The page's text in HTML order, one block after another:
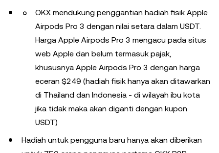
OKX mendukung penggantian hadiah fisik Apple
Airpods Pro 3 dengan nilai setara dalam USDT.
Harga Apple Airpods Pro 3 mengacu pada situs
web Apple dan belum termasuk pajak,
khususnya Apple Airpods Pro 3 dengan harga
eceran $249 (hadiah fisik hanya akan ditawarkan
di Thailand dan Indonesia - di wilayah ibu kota
jika tidak maka akan diganti dengan kupon
USDT)
Hadiah untuk pengguna baru hanya akan diberikan